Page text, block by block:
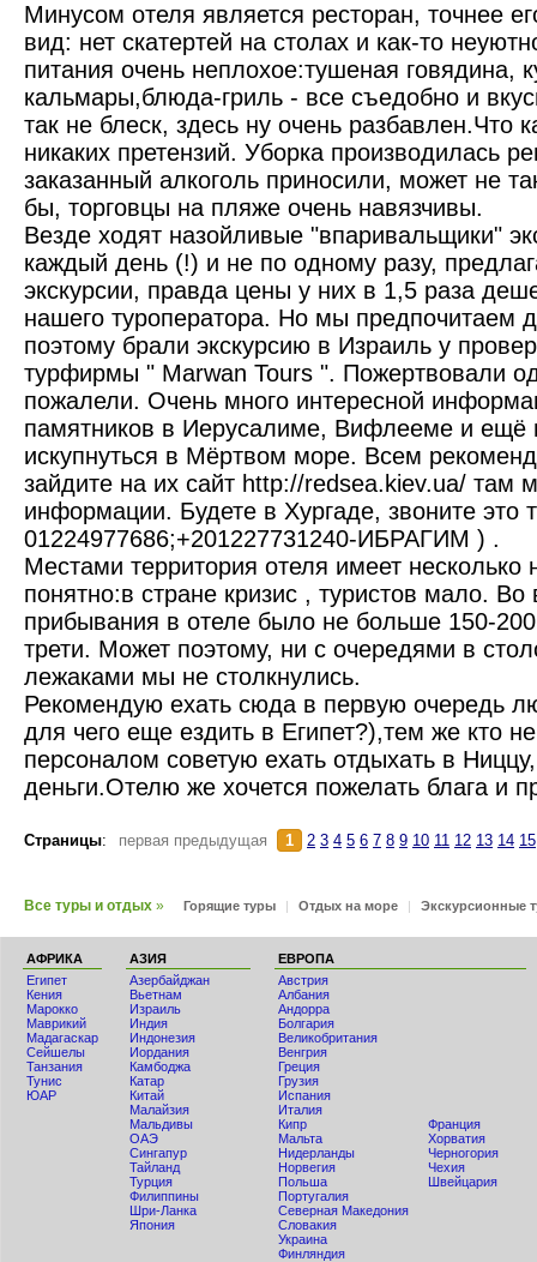
Минусом отеля является ресторан, точнее
вид: нет скатертей на столах и как-то
питания очень неплохое:тушеная говядина,
кальмары,блюда-гриль - все съедобно и
так не блеск, здесь ну очень разбавлен.Что
никаких претензий. Уборка производилась
заказанный алкоголь приносили, может не
бы, торговцы на пляже очень навязчивы.
Везде ходят назойливые "впаривальщики"
каждый день (!) и не по одному разу,
экскурсии, правда цены у них в 1,5 раза
нашего туроператора. Но мы предпочитаем
поэтому брали экскурсию в Израиль у
турфирмы " Marwan Tours ". Пожертвовали
пожалели. Очень много интересной
памятников в Иерусалиме, Вифлееме и ещё
искупнуться в Мёртвом море. Всем
зайдите на их сайт http://redsea.kiev.ua/ там
информации. Будете в Хургаде, звоните это
01224977686;+201227731240-ИБРАГИМ ) .
Местами территория отеля имеет несколько
понятно:в стране кризис , туристов мало.
прибывания в отеле было не больше 150-200
трети. Может поэтому, ни с очередями в
лежаками мы не столкнулись.
Рекомендую ехать сюда в первую очередь
для чего еще ездить в Египет?),тем же кто
персоналом советую ехать отдыхать в
деньги.Отелю же хочется пожелать блага и
Страницы: первая предыдущая 1 2 3 4 5 6 7 8 9 10 11 12 13 14 15
Все туры и отдых » Горящие туры | Отдых на море | Экскурсионные
АФРИКА
Египет
Кения
Мaрокко
Маврикий
Мадагаскар
Сейшелы
Танзания
Тунис
ЮАР
АЗИЯ
Азербайджан
Вьетнам
Израиль
Индия
Индонезия
Иордания
Камбоджа
Катар
Китай
Малайзия
Мальдивы
ОАЭ
Сингапур
Тайланд
Турция
Филиппины
Шри-Ланка
Япония
ЕВРОПА
Австрия
Албания
Андорра
Болгария
Великобритания
Венгрия
Греция
Грузия
Испания
Италия
Кипр
Мальта
Нидерланды
Норвегия
Польша
Португалия
Северная Македония
Словакия
Украина
Финляндия
Франция
Хорватия
Черногория
Чехия
Швейцария